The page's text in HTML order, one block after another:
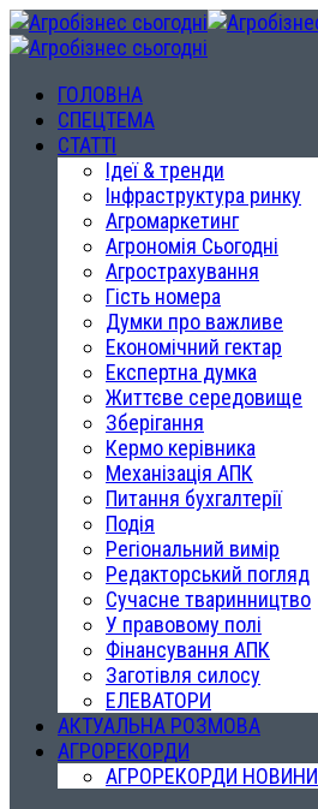
ГОЛОВНА
СПЕЦТЕМА
СТАТТІ
Ідеї & тренди
Інфраструктура ринку
Агромаркетинг
Агрономія Сьогодні
Агрострахування
Гість номера
Думки про важливе
Економічний гектар
Експертна думка
Життєве середовище
Зберігання
Кермо керівника
Механізація АПК
Питання бухгалтерії
Подія
Регіональний вимір
Редакторський погляд
Сучасне тваринництво
У правовому полі
Фінансування АПК
Заготівля силосу
ЕЛЕВАТОРИ
АКТУАЛЬНА РОЗМОВА
АГРОРЕКОРДИ
АГРОРЕКОРДИ НОВИНИ